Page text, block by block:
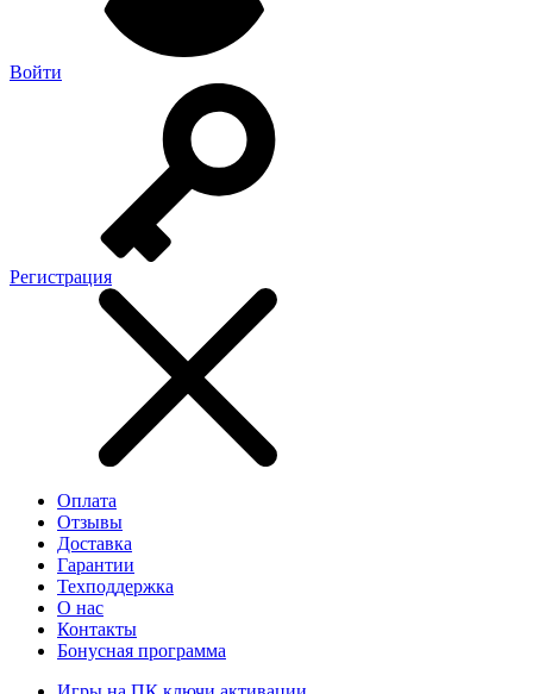
Войти
Регистрация
Оплата
Отзывы
Доставка
Гарантии
Техподдержка
О нас
Контакты
Бонусная программа